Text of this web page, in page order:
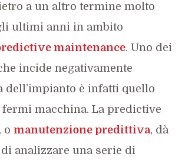
a un altro termine molto
ultimi anni in ambito
maintenance. Uno dei
incide negativamente
dell’impianto è infatti quello
macchina. La predictive
o manutenzione predittiva, dà
analizzare una serie di